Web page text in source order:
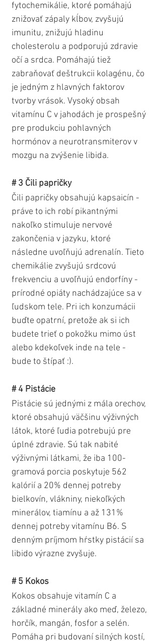
fytochemikálie, ktoré pomáhajú
znižovať zápaly kĺbov, zvyšujú
imunitu, znižujú hladinu
cholesterolu a podporujú zdravie
očí a srdca. Pomáhajú tiež
zabraňovať deštrukcii kolagénu, čo
je jedným z hlavných faktorov
tvorby vrások. Vysoký obsah
vitamínu C v jahodách je prospešný
pre produkciu pohlavných
hormónov a neurotransmiterov v
mozgu na zvýšenie libida.
# 3 Čili papričky
Čili papričky obsahujú kapsaicín -
práve to ich robí pikantnými
nakoľko stimuluje nervové
zakončenia v jazyku, ktoré
následne uvoľňujú adrenalín. Tieto
chemikálie zvyšujú srdcovú
frekvenciu a uvoľňujú endorfíny -
prírodné opiáty nachádzajúce sa v
ľudskom tele. Pri ich konzumácii
buďte opatrní, pretože ak si ich
budete trieť o pokožku mimo úst
alebo kdekoľvek inde na tele -
bude to štípať :).
# 4 Pistácie
Pistácie sú jednými z mála orechov,
ktoré obsahujú väčšinu výživných
látok, ktoré ľudia potrebujú pre
úplné zdravie. Sú tak nabité
výživnými látkami, že iba 100-
gramová porcia poskytuje 562
kalórií a 20% dennej potreby
bielkovín, vlákniny, niekoľkých
minerálov, tiamínu a až 131%
dennej potreby vitamínu B6. S
denným príjmom hŕstky pistácií sa
libido výrazne zvyšuje.
# 5 Kokos
Kokos obsahuje vitamín C a
základné minerály ako meď, železo,
horčík, mangán, fosfor a selén.
Pomáha pri budovaní silných kostí,